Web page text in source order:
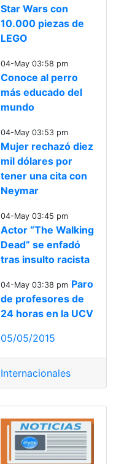
Star Wars con
10.000 piezas de
LEGO
04-May 03:58 pm
Conoce al perro
más educado del
mundo
04-May 03:53 pm
Mujer rechazó diez
mil dólares por
tener una cita con
Neymar
04-May 03:45 pm
Actor “The Walking
Dead” se enfadó
tras insulto racista
04-May 03:38 pm Paro
de profesores de
24 horas en la UCV
05/05/2015
Internacionales